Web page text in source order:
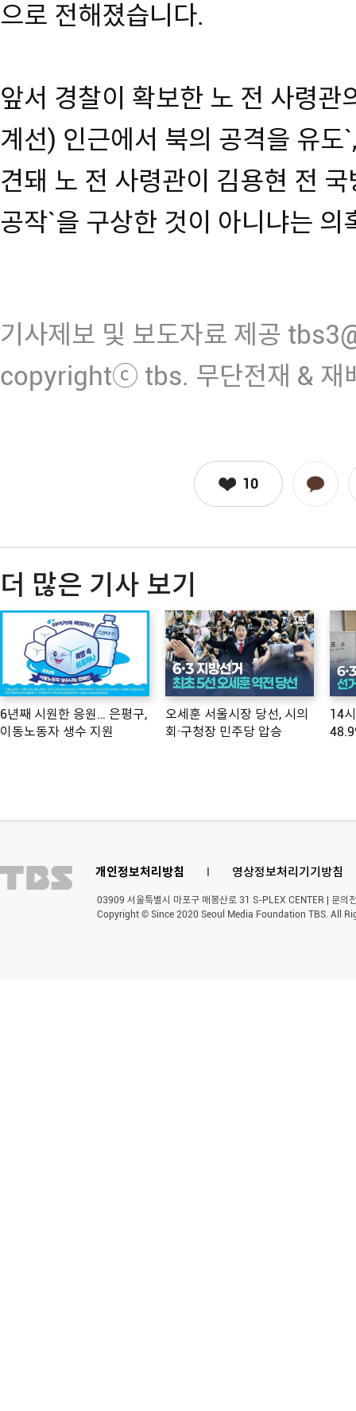
으로 전해졌습니다.
앞서 경찰이 확보한 노 전 사령
계선) 인근에서 북의 공격을 유
견돼 노 전 사령관이 김용현 전
공작`을 구상한 것이 아니냐는 의
기사제보 및 보도자료 제공
copyrightⓒ tbs. 무단전재 & 재
10
더 많은 기사 보기
6년째 시원한 응원… 은평구,
이동노동자 생수 지원
오세훈 서울시장 당선, 시의
회·구청장 민주당 압승
14
개인정보처리방침 l 영상정보처리기기방침
03909 서울특별시 마포구 매봉산로 31 S-PLEX CENTER | 문
Copyright © Since 2020 Seoul Media Foundation TBS. All